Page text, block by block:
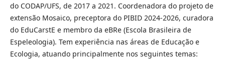
do CODAP/UFS, de 2017 a 2021. Coordenadora do projeto de
extensão Mosaico, preceptora do PIBID 2024-2026, curadora
do EduCarstE e membro da eBRe (Escola Brasileira de
Espeleologia). Tem experiência nas áreas de Educação e
Ecologia, atuando principalmente nos seguintes temas: